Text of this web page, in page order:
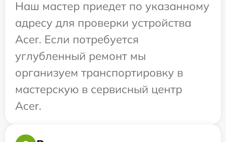
Наш мастер приедет по указанному
адресу для проверки устройства
Acer. Если потребуется
углубленный ремонт мы
организуем транспортировку в
мастерскую в сервисный центр
Acer.